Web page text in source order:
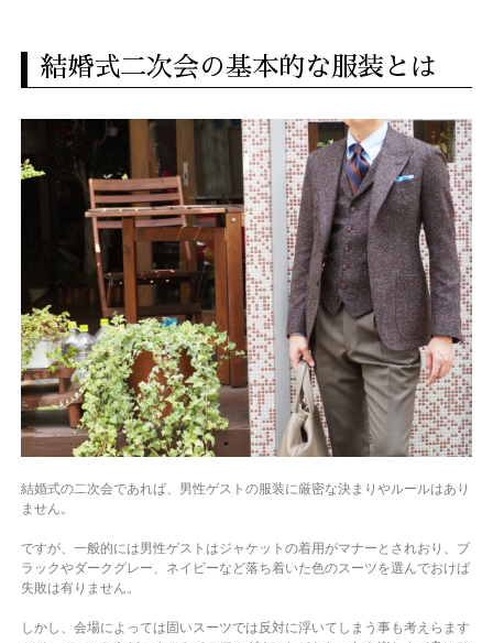
結婚式二次会の基本的な服装とは
結婚式の二次会であれば、男性ゲストの服装に厳密な決まりやルールはあり
ません。
ですが、一般的には男性ゲストはジャケットの着用がマナーとされおり、ブ
ラックやダークグレー、ネイビーなど落ち着いた色のスーツを選んでおけば
失敗は有りません。
しかし、会場によっては固いスーツでは反対に浮いてしまう事も考えらます